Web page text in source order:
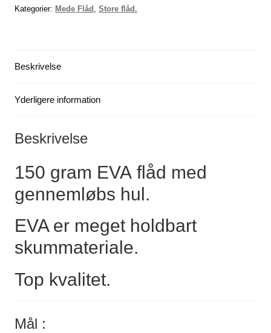
antal
Kategorier: Mede Flåd ,Store flåd.
Beskrivelse
Yderligere information
Beskrivelse
150 gram EVA flåd med
gennemløbs hul.
EVA er meget holdbart
skummateriale.
Top kvalitet.
Mål :